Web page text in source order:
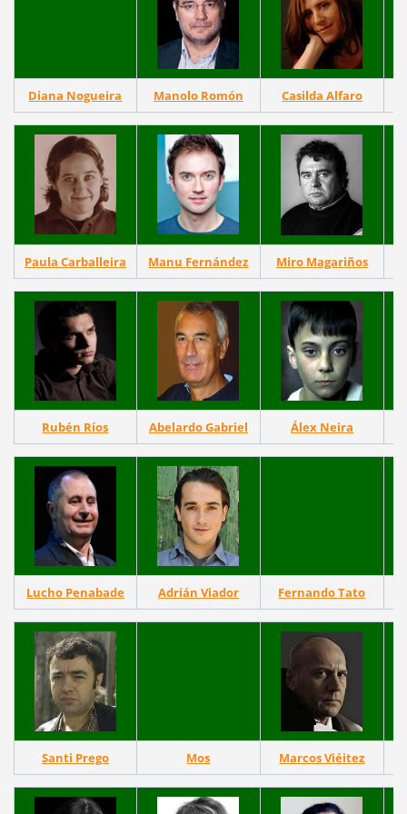
Diana Nogueira Manolo Romón Casilda Alfaro
Paula Carballeira Manu Fernández Miro Magariños
Rubén Ríos Abelardo Gabriel Álex Neira
Lucho Penabade Adrián Viador Fernando Tato
Santi Prego Mos Marcos Viéitez